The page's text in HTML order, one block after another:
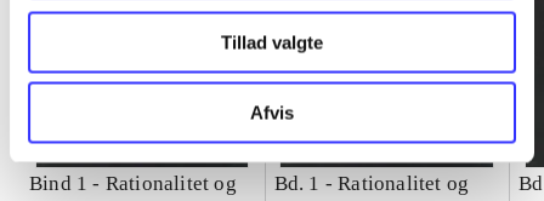
Tillad valgte
Afvis
Bind 1 - Rationalitet og
Bd. 1 -Rationalitet og